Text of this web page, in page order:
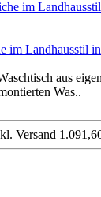
im Landhausstil
aus
Was..
Versand